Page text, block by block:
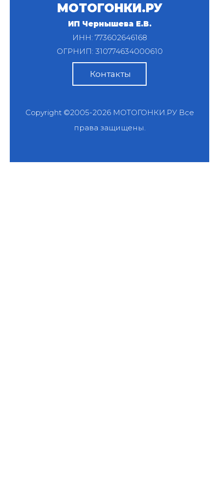
МОТОГОНКИ.РУ
ИП Чернышева Е.В.
ИНН: 773602646168
ОГРНИП: 310774634000610
Контакты
Copyright ©2005-2026 МОТОГОНКИ.РУВсе
права защищены.